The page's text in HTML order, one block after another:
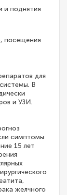
и поднятия
посещения
для
В
и УЗИ.
симптомы
15 лет
желчного